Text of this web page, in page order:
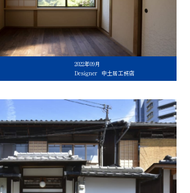
2022年09月
Designer
中土居工務店